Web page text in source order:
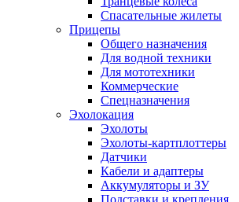
Спасательные жилеты
Прицепы
Общего назначения
Для водной техники
Для мототехники
Коммерческие
Спецназначения
Эхолокация
Эхолоты
Эхолоты-картплоттеры
Датчики
Кабели и адаптеры
Аккумуляторы и ЗУ
Подставки и крепления